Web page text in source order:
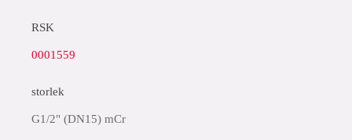
RSK
0001559
storlek
G1/2" (DN15) mCr